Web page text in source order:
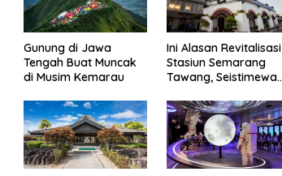
Gunung di Jawa
Tengah Buat Muncak
di Musim Kemarau
Ini Alasan Revitalisasi
Stasiun Semarang
Tawang, Seistimewa